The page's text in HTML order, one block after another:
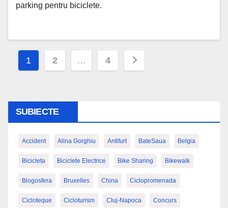
parking pentru biciclete.
Paginație
1 2 … 4
SUBIECTE
Accident Alina Gorghiu Antifurt BateSaua Belgia
Bicicleta Biciclete Electrice Bike Sharing Bikewalk
Blogosfera Bruxelles China Ciclopromenada
Cicloteque Cicloturism Cluj-Napoca Concurs